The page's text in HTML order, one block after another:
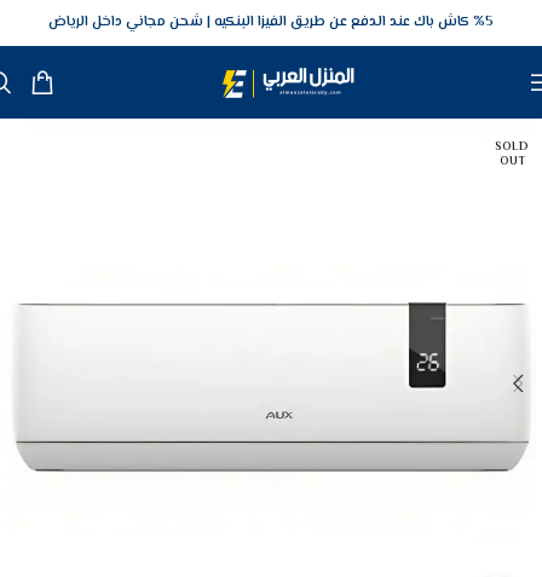
5‎% كاش باك عند الدفع عن طريق الفيزا البنكيه شحن مجاني داخل الرياض
SOLD
OUT